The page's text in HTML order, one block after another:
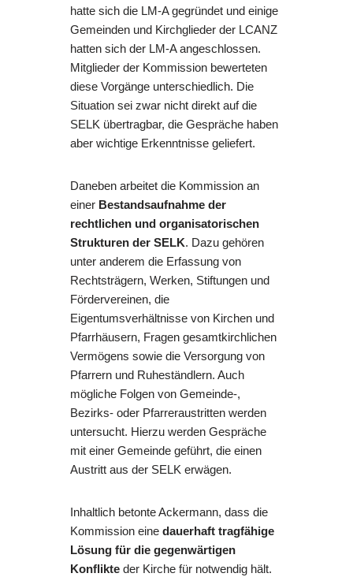
hatte sich die LM-A gegründet und einige
Gemeinden und Kirchglieder der LCANZ
hatten sich der LM-A angeschlossen.
Mitglieder der Kommission bewerteten
diese Vorgänge unterschiedlich. Die
Situation sei zwar nicht direkt auf die
SELK übertragbar, die Gespräche haben
aber wichtige Erkenntnisse geliefert.
Daneben arbeitet die Kommission an
einer Bestandsaufnahme der
rechtlichen und organisatorischen
Strukturen der SELK. Dazu gehören
unter anderem die Erfassung von
Rechtsträgern, Werken, Stiftungen und
Fördervereinen, die
Eigentumsverhältnisse von Kirchen und
Pfarrhäusern, Fragen gesamtkirchlichen
Vermögens sowie die Versorgung von
Pfarrern und Ruheständlern. Auch
mögliche Folgen von Gemeinde-,
Bezirks- oder Pfarreraustritten werden
untersucht. Hierzu werden Gespräche
mit einer Gemeinde geführt, die einen
Austritt aus der SELK erwägen.
Inhaltlich betonte Ackermann, dass die
Kommission eine dauerhaft tragfähige
Lösung für die gegenwärtigen
Konflikte der Kirche für notwendig hält.